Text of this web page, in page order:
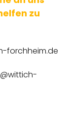
zu
forchheim.de